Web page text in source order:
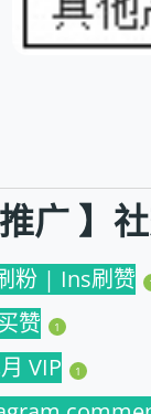
广 】
粉 | Ins刷赞
赞 1
VIP 1